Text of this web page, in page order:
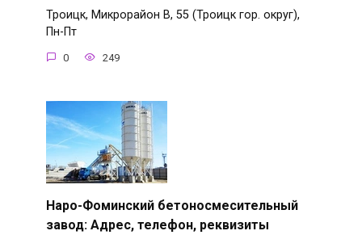
Троицк, Микрорайон В, 55 (Троицк гор. округ),
Пн-Пт
0 249
Наро-Фоминский бетоносмесительный
завод: Адрес, телефон, реквизиты